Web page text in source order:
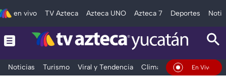
en vivo TV Azteca Azteca UNO Azteca 7 Deportes
Noticias Turismo Viral y Tendencia Clima DeportesEn Vivo